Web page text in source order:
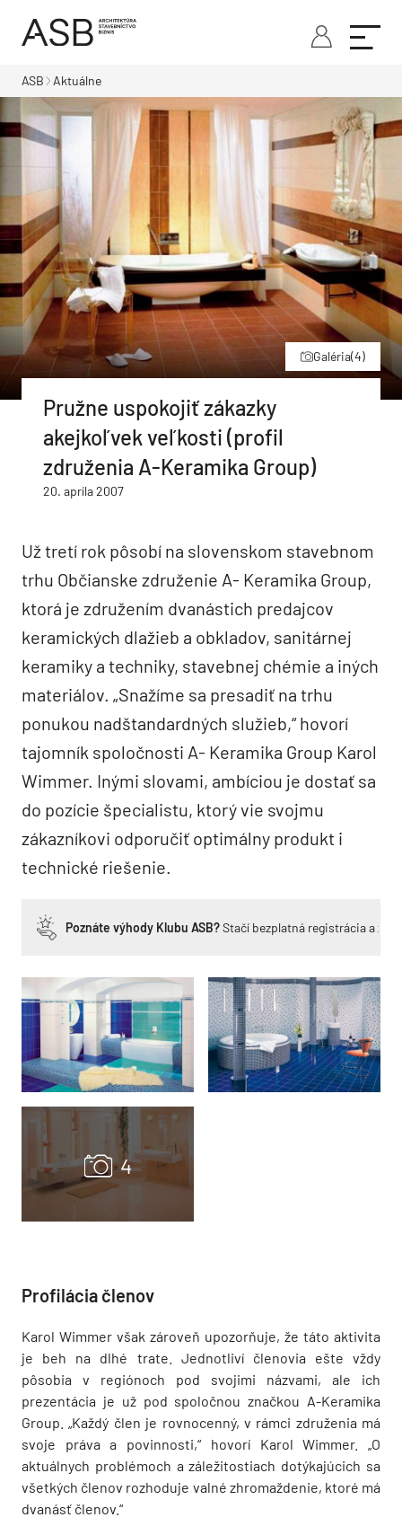
ASB Aktuálne
Galéria(4)
Pružne uspokojiť zákazky
akejkoľvek veľkosti (profil
združenia A-Keramika Group)
20. apríla 2007
Už tretí rok pôsobí na slovenskom stavebnom
trhu Občianske združenie A- Keramika Group,
ktorá je združením dvanástich predajcov
keramických dlažieb a obkladov, sanitárnej
keramiky a techniky, stavebnej chémie a iných
materiálov. „Snažíme sa presadiť na trhu
ponukou nadštandardných služieb,“ hovorí
tajomník spoločnosti A- Keramika Group Karol
Wimmer. Inými slovami, ambíciou je dostať sa
do pozície špecialistu, ktorý vie svojmu
zákazníkovi odporučiť optimálny produkt i
technické riešenie.
Poznáte výhody Klubu ASB?Stačí bezplatná registrácia a
Profilácia členov
Karol Wimmer však zároveň upozorňuje, že táto aktivita
je beh na dlhé trate. Jednotliví členovia ešte vždy
pôsobia v regiónoch pod svojimi názvami, ale ich
prezentácia je už pod spoločnou značkou A-Keramika
Group. „Každý člen je rovnocenný, v rámci združenia má
svoje práva a povinnosti,“ hovorí Karol Wimmer. „O
aktuálnych problémoch a záležitostiach dotýkajúcich sa
všetkých členov rozhoduje valné zhromaždenie, ktoré má
dvanásť členov.“